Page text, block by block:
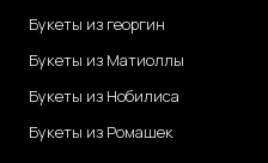
Букеты из георгин
Букеты из Матиоллы
Букеты из Нобилиса
Букеты из Ромашек